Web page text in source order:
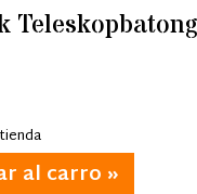
al carro »